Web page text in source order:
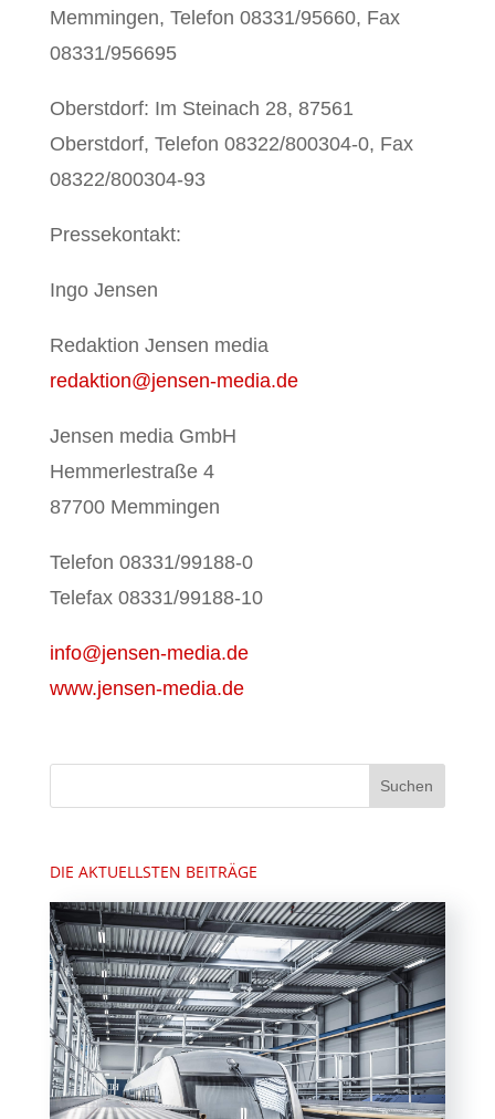
Memmingen, Telefon 08331/95660, Fax
08331/956695
Oberstdorf: Im Steinach 28, 87561
Oberstdorf, Telefon 08322/800304-0, Fax
08322/800304-93
Pressekontakt:
Ingo Jensen
Redaktion Jensen media
redaktion@jensen-media.de
Jensen media GmbH
Hemmerlestraße 4
87700 Memmingen
Telefon 08331/99188-0
Telefax 08331/99188-10
info@jensen-media.de
www.jensen-media.de
DIE AKTUELLSTEN BEITRÄGE